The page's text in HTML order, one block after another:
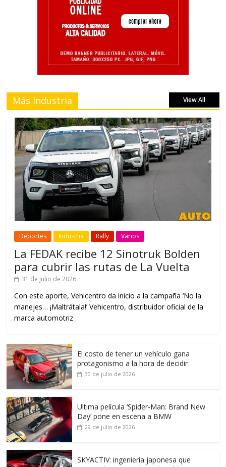
Más Industria View All
Deportes Industria Rally Varios
La FEDAK recibe 12 Sinotruk Bolden
para cubrir las rutas de La Vuelta
31 de julio de 2026
Con este aporte, Vehicentro da inicio a la campaña ‘No la
manejes… ¡Maltrátala!’ Vehicentro, distribuidor oficial de la
marca automotriz
El costo de tener un vehículo gana
protagonismo a la hora de decidir
30 de julio de 2026
Ultima película ‘Spider‑Man: Brand New
Day’ pone en escena a BMW
29 de julio de 2026
SKYACTIV: ingeniería japonesa que